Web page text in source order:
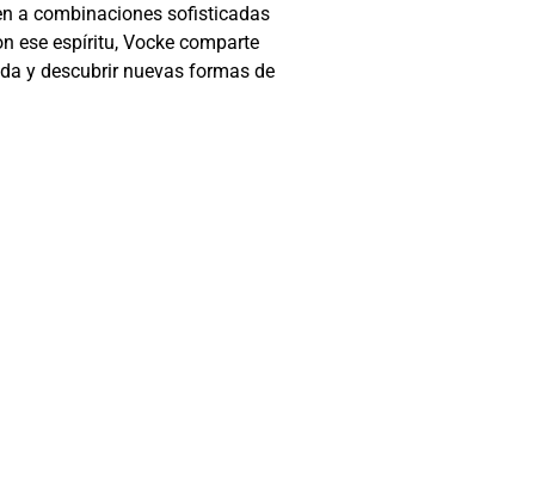
a combinaciones sofisticadas
ese espíritu, Vocke comparte
y descubrir nuevas formas de